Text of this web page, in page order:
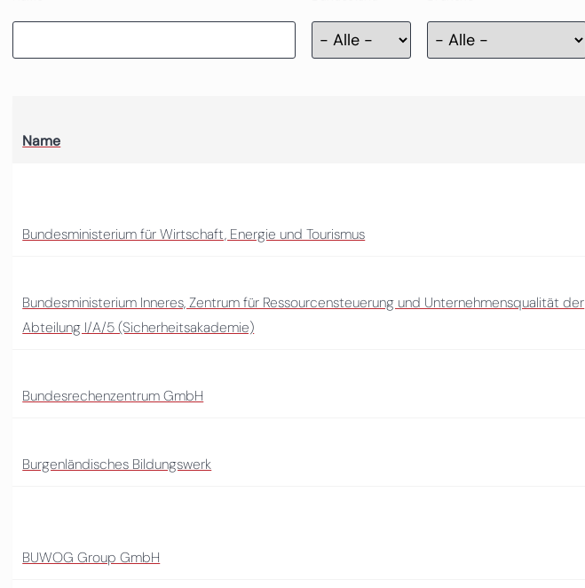
Name
Bundesministerium für Wirtschaft, Energie und Tourismus
Bundesministerium Inneres, Zentrum für Ressourcensteuerung und Unternehmensqualität der
Abteilung I/A/5 (Sicherheitsakademie)
Bundesrechenzentrum GmbH
Burgenländisches Bildungswerk
BUWOG Group GmbH